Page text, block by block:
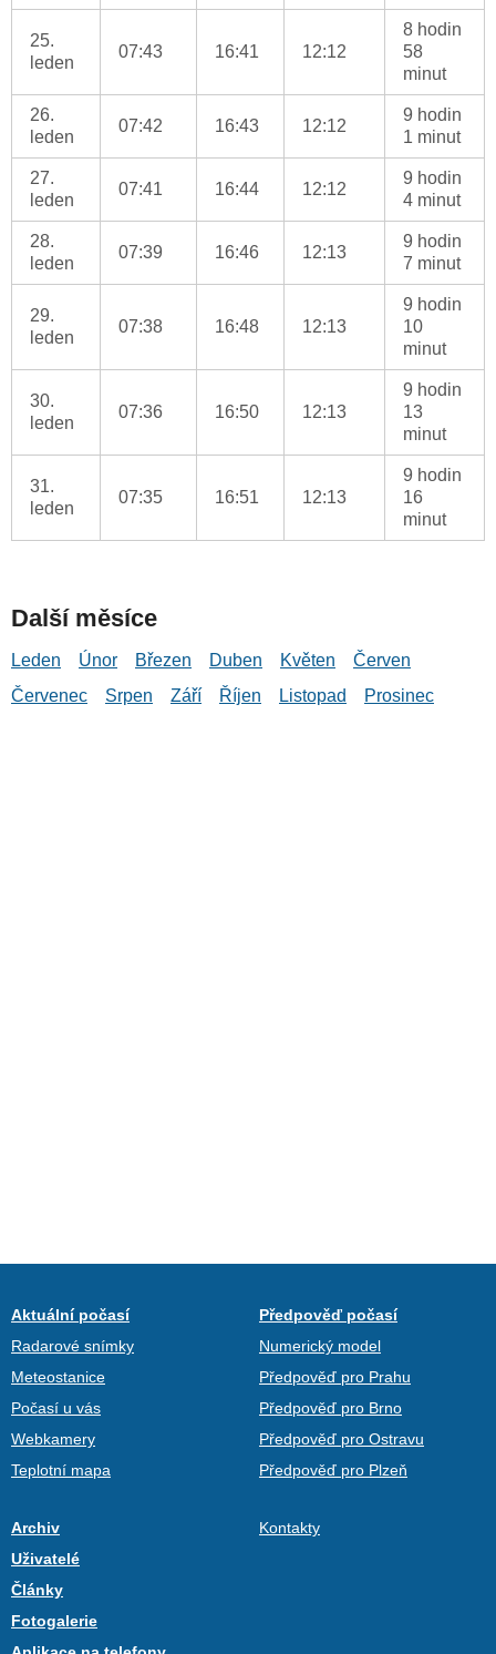
25.
leden
07:43 16:41 12:12
8 hodin
58
minut
26.
leden
07:42 16:43 12:12
9 hodin
1 minut
27.
leden
07:41 16:44 12:12
9 hodin
4 minut
28.
leden
07:39 16:46 12:13
9 hodin
7 minut
29.
leden
07:38 16:48 12:13
9 hodin
10
minut
30.
leden
07:36 16:50 12:13
9 hodin
13
minut
31.
leden
07:35 16:51 12:13
9 hodin
16
minut
Další měsíce
Leden Únor Březen Duben Květen
Červen
Červenec
Srpen Září Říjen Listopad Prosinec
Aktuální počasí
Radarové snímky
Meteostanice
Počasí u vás
Webkamery
Teplotní mapa
Předpověď počasí
Numerický model
Předpověď pro Prahu
Předpověď pro Brno
Předpověď pro Ostravu
Předpověď pro Plzeň
Archiv
Uživatelé
Články
Fotogalerie
Kontakty